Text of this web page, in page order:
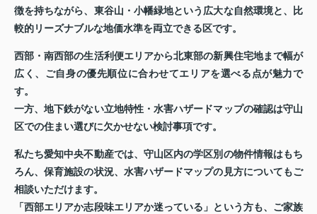
徴を持ちながら、東谷山・小幡緑地という広大な自然環境と、比
較的リーズナブルな地価水準を両立できる区です。
西部・南西部の生活利便エリアから北東部の新興住宅地まで幅が
広く、ご自身の優先順位に合わせてエリアを選べる点が魅力で
す。
一方、地下鉄がない立地特性・水害ハザードマップの確認は守山
区での住まい選びに欠かせない検討事項です。
私たち愛知中央不動産では、守山区内の学区別の物件情報はもち
ろん、保育施設の状況、水害ハザードマップの見方についてもご
相談いただけます。
「西部エリアか志段味エリアか迷っている」という方も、ご家族